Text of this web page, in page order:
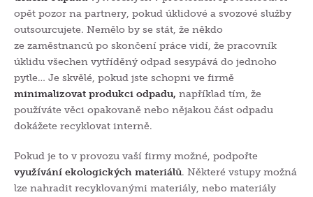
opět pozor na partnery, pokud úklidové a svozové služby
outsourcujete. Nemělo by se stát, že někdo
ze zaměstnanců po skončení práce vidí, že pracovník
úklidu všechen vytříděný odpad sesypává do jednoho
pytle… Je skvělé, pokud jste schopni ve firmě
minimalizovat produkci odpadu, například tím, že
používáte věci opakovaně nebo nějakou část odpadu
dokážete recyklovat interně.
Pokud je to v provozu vaší firmy možné, podpořte
využívání ekologických materiálů. Některé vstupy možná
lze nahradit recyklovanými materiály, nebo materiály